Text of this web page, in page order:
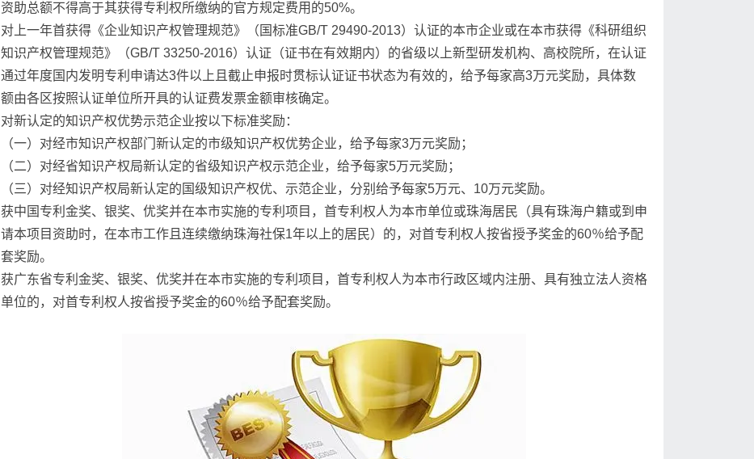
资助总额不得高于其获得专利权所缴纳的官方规定费用的50%。
对上一年首获得《企业知识产权管理规范》（国标准GB/T 29490-2013）认证的本市企业或在本市获得《科研组织
知识产权管理规范》（GB/T 33250-2016）认证（证书在有效期内）的省级以上新型研发机构、高校院所，在认证
通过年度国内发明专利申请达3件以上且截止申报时贯标认证证书状态为有效的，给予每家高3万元奖励，具体数
额由各区按照认证单位所开具的认证费发票金额审核确定。
对新认定的知识产权优势示范企业按以下标准奖励：
（一）对经市知识产权部门新认定的市级知识产权优势企业，给予每家3万元奖励；
（二）对经省知识产权局新认定的省级知识产权示范企业，给予每家5万元奖励；
（三）对经知识产权局新认定的国级知识产权优、示范企业，分别给予每家5万元、10万元奖励。
获中国专利金奖、银奖、优奖并在本市实施的专利项目，首专利权人为本市单位或珠海居民（具有珠海户籍或到申
请本项目资助时，在本市工作且连续缴纳珠海社保1年以上的居民）的，对首专利权人按省授予奖金的60％给予配
套奖励。
获广东省专利金奖、银奖、优奖并在本市实施的专利项目，首专利权人为本市行政区域内注册、具有独立法人资格
单位的，对首专利权人按省授予奖金的60％给予配套奖励。